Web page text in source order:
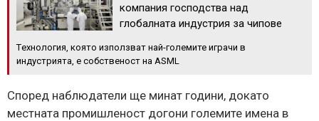
компания господства над
глобалната индустрия за чипове
Tехнология, която използват най-големите играчи в
индустрията, е собственост на ASML
Според наблюдатели ще минат години, докато
местната промишленост догони големите имена в